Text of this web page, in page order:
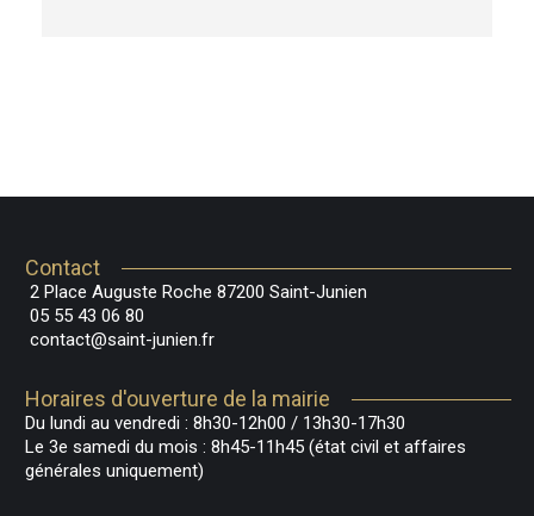
Contact
2 Place Auguste Roche 87200 Saint-Junien
05 55 43 06 80
contact@saint-junien.fr
Horaires d'ouverture de la mairie
Du lundi au vendredi : 8h30-12h00 / 13h30-17h30
Le 3e samedi du mois : 8h45-11h45 (état civil et affaires
générales uniquement)